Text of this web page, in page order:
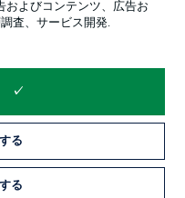
GmbH
およびコンテンツ、広告お
査、サービス開発.
る
る